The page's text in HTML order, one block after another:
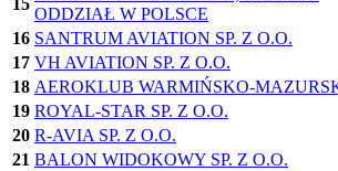
15
ODDZIAŁ W POLSCE
16 SANTRUM AVIATION SP. Z O.O.
17 VH AVIATION SP. Z O.O.
18 AEROKLUB WARMIŃSKO-
19 ROYAL-STAR SP. Z O.O.
20 R-AVIA SP. Z O.O.
21 BALON WIDOKOWY SP. Z O.O.